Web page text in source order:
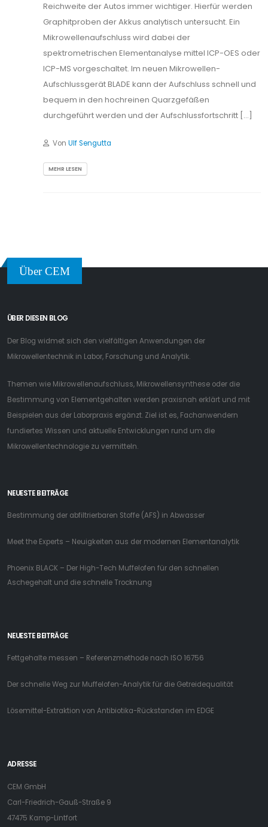
Reichweite der Autos immer wichtiger. Hierfür werden
Graphitproben der Akkus analytisch untersucht. Ein
Mikrowellenaufschluss wird dabei der
spektrometrischen Elementanalyse mittel ICP-OES oder
ICP-MS vorgeschaltet. Im neuen Mikrowellen-
Aufschlussgerät BLADE kann der Aufschluss schnell und
bequem in den hochreinen Quarzgefäßen
durchgeführt werden und der Aufschlussfortschritt […]
Von Ulf Sengutta
MEHR LESEN
Über CEM
ÜBER DIESEN BLOG
Der Blog widmet sich den vielfältigen Anwendungen der
Mikrowellentechnik in Labor, Forschung und Analytik.
Themen wie Mikrowellenaufschluss, Mikrowellensynthese oder die
Bestimmung von Elementgehalten werden praxisnah erklärt und mit
Beispielen aus der Laborpraxis ergänzt. Ziel ist es, Fachanwendern
fundiertes Wissen und aktuelle Entwicklungen rund um die
Mikrowellentechnologie zu vermitteln.
NEUESTE BEITRÄGE
Bestimmung der abfiltrierbaren Stoffe (AFS) in Abwasser
Meet the Experts – Neuigkeiten aus der modernen Elementanalytik
Phoenix BLACK – Der High-Tech Muffelofen für den schnellen
Aschegehalt und die schnelle Trocknung
NEUESTE BEITRÄGE
Fettgehalte messen – Referenzmethode nach ISO 16756
Der schnelle Weg zur Muffelofen-Analytik für die Getreidequalität
Lösemittel-Extraktion von Antibiotika-Rückstanden im EDGE
ADRESSE
CEM GmbH
Carl-Friedrich-Gauß-Straße 9
47475 Kamp-Lintfort